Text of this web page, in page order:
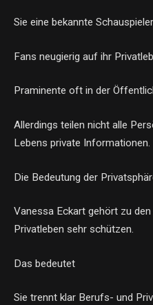
Sie eine bekannte
Fans neugierig auf ihr
Praminente oft in der
Allerdings teilen nicht alle
Lebens private Informationen.
Die Bedeutung der
Vanessa Eckart gehört zu
Privatleben sehr schützen.
Das bedeutet
Sie trennt klar Berufs- und